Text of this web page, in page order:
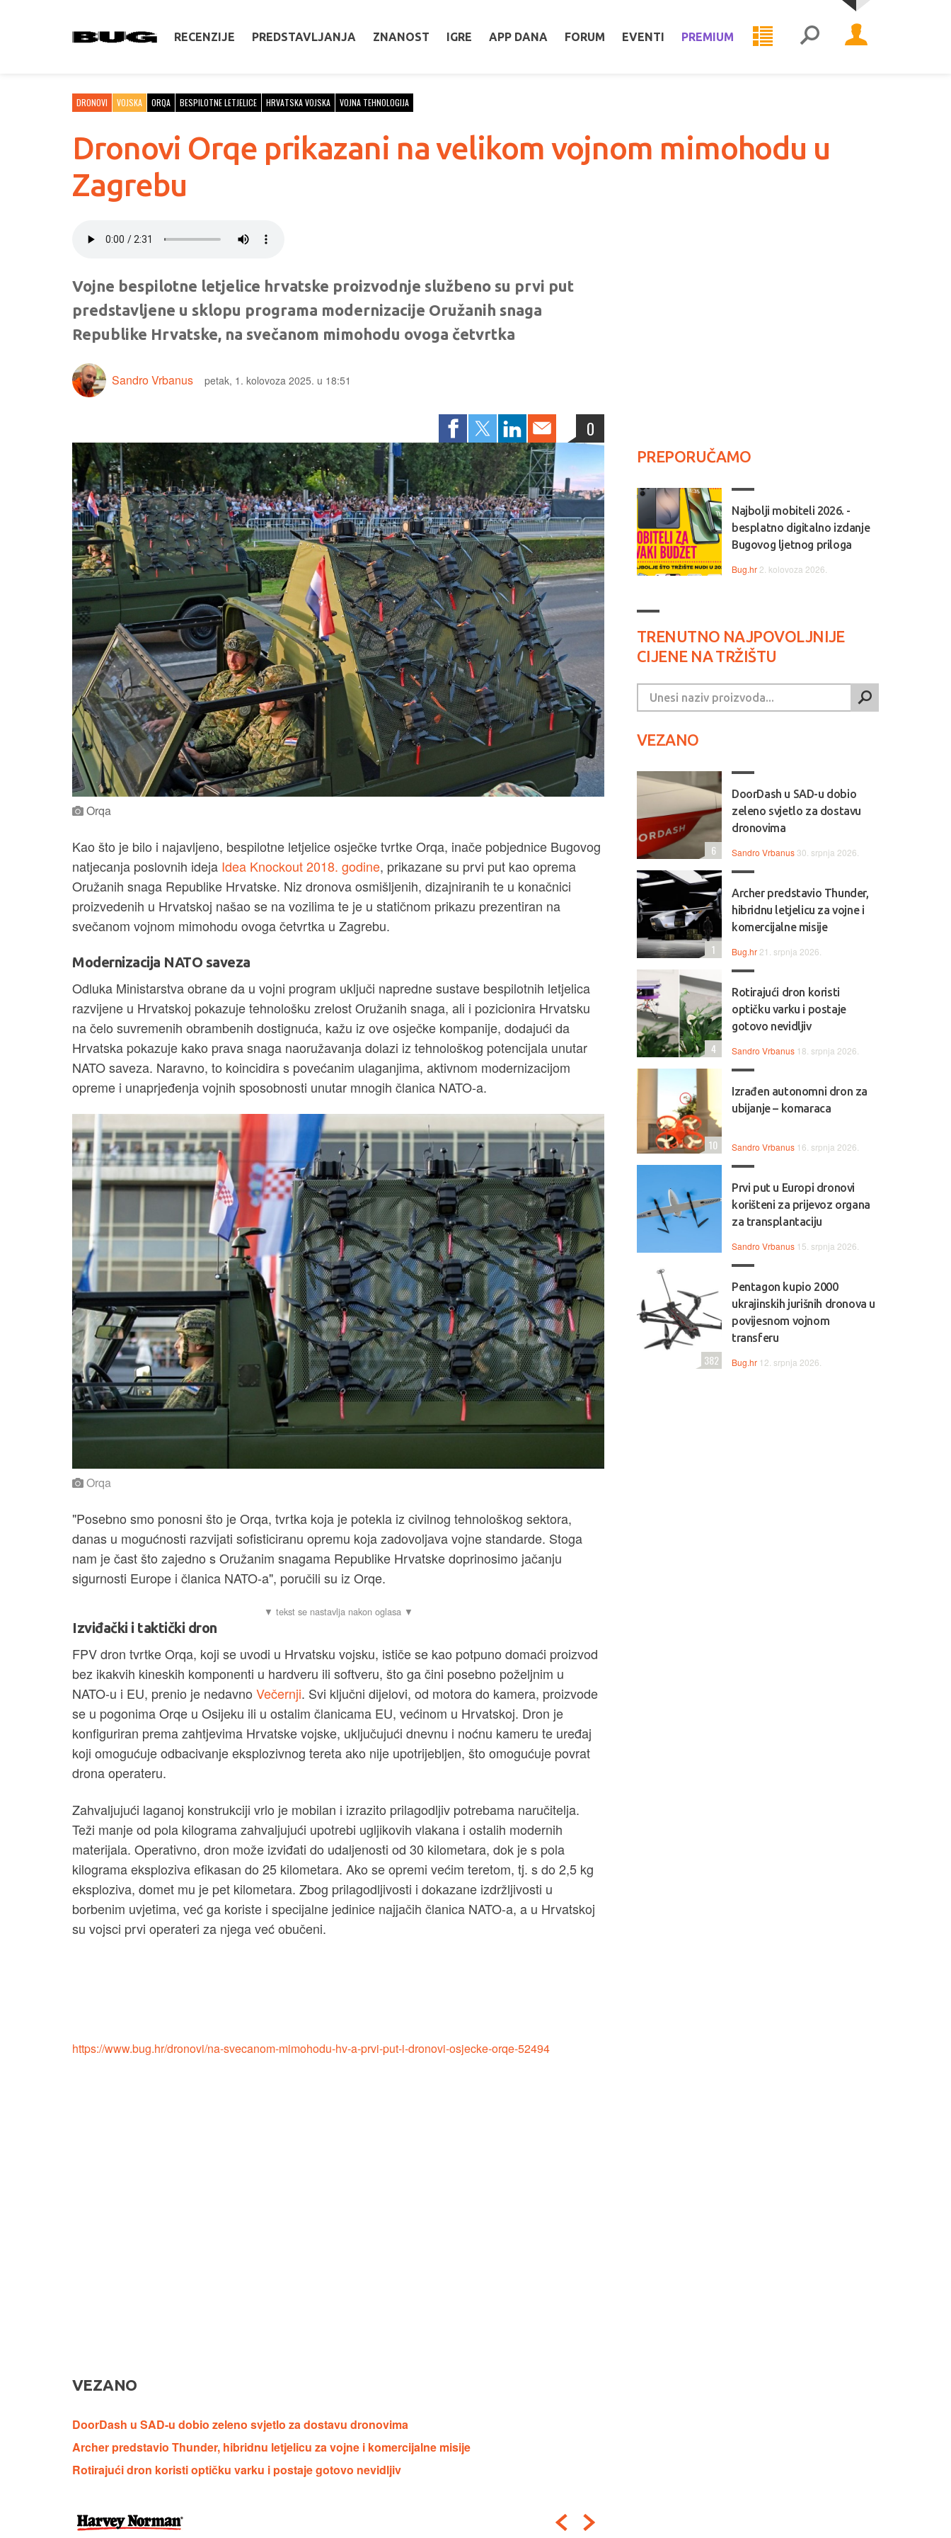
RECENZIJE PREDSTAVLJANJA ZNANOST IGRE APP DANA FORUM EVENTI PREMIUM
DRONOVI VOJSKA ORQA BESPILOTNE LETJELICE HRVATSKA VOJSKA VOJNA TEHNOLOGIJA
Dronovi Orqe prikazani na velikom vojnom mimohodu u
Zagrebu
Vojne bespilotne letjelice hrvatske proizvodnje službeno su prvi put
predstavljene u sklopu programa modernizacije Oružanih snaga
Republike Hrvatske, na svečanom mimohodu ovoga četvrtka
Sandro Vrbanus petak, 1. kolovoza 2025. u 18:51
0
Orqa
Kao što je bilo i najavljeno, bespilotne letjelice osječke tvrtke Orqa, inače pobjednice Bugovog
natjecanja poslovnih ideja Idea Knockout 2018. godine, prikazane su prvi put kao oprema
Oružanih snaga Republike Hrvatske. Niz dronova osmišljenih, dizajniranih te u konačnici
proizvedenih u Hrvatskoj našao se na vozilima te je u statičnom prikazu prezentiran na
svečanom vojnom mimohodu ovoga četvrtka u Zagrebu.
Modernizacija NATO saveza
Odluka Ministarstva obrane da u vojni program uključi napredne sustave bespilotnih letjelica
razvijene u Hrvatskoj pokazuje tehnološku zrelost Oružanih snaga, ali i pozicionira Hrvatsku
na čelo suvremenih obrambenih dostignuća, kažu iz ove osječke kompanije, dodajući da
Hrvatska pokazuje kako prava snaga naoružavanja dolazi iz tehnološkog potencijala unutar
NATO saveza. Naravno, to koincidira s povećanim ulaganjima, aktivnom modernizacijom
opreme i unaprjeđenja vojnih sposobnosti unutar mnogih članica NATO-a.
Orqa
"Posebno smo ponosni što je Orqa, tvrtka koja je potekla iz civilnog tehnološkog sektora,
danas u mogućnosti razvijati sofisticiranu opremu koja zadovoljava vojne standarde. Stoga
nam je čast što zajedno s Oružanim snagama Republike Hrvatske doprinosimo jačanju
sigurnosti Europe i članica NATO-a", poručili su iz Orqe.
Izviđački i taktički dron
FPV dron tvrtke Orqa, koji se uvodi u Hrvatsku vojsku, ističe se kao potpuno domaći proizvod
bez ikakvih kineskih komponenti u hardveru ili softveru, što ga čini posebno poželjnim u
NATO-u i EU, prenio je nedavno Večernji. Svi ključni dijelovi, od motora do kamera, proizvode
se u pogonima Orqe u Osijeku ili u ostalim članicama EU, većinom u Hrvatskoj. Dron je
konfiguriran prema zahtjevima Hrvatske vojske, uključujući dnevnu i noćnu kameru te uređaj
koji omogućuje odbacivanje eksplozivnog tereta ako nije upotrijebljen, što omogućuje povrat
drona operateru.
Zahvaljujući laganoj konstrukciji vrlo je mobilan i izrazito prilagodljiv potrebama naručitelja.
Teži manje od pola kilograma zahvaljujući upotrebi ugljikovih vlakana i ostalih modernih
materijala. Operativno, dron može izviđati do udaljenosti od 30 kilometara, dok je s pola
kilograma eksploziva efikasan do 25 kilometara. Ako se opremi većim teretom, tj. s do 2,5 kg
eksploziva, domet mu je pet kilometara. Zbog prilagodljivosti i dokazane izdržljivosti u
borbenim uvjetima, već ga koriste i specijalne jedinice najjačih članica NATO-a, a u Hrvatskoj
su vojsci prvi operateri za njega već obučeni.
https://www.bug.hr/dronovi/na-svecanom-mimohodu-hv-a-prvi-put-i-dronovi-osjecke-orqe-52494
VEZANO
DoorDash u SAD-u dobio zeleno svjetlo za dostavu dronovima
Archer predstavio Thunder, hibridnu letjelicu za vojne i komercijalne misije
Rotirajući dron koristi optičku varku i postaje gotovo nevidljiv
PREPORUČAMO
Najbolji mobiteli 2026. -
besplatno digitalno izdanje
Bugovog ljetnog priloga
Bug.hr 2. kolovoza 2026.
TRENUTNO NAJPOVOLJNIJE
CIJENE NA TRŽIŠTU
VEZANO
DoorDash u SAD-u dobio
zeleno svjetlo za dostavu
dronovima
Sandro Vrbanus 30. srpnja 2026.
6
Archer predstavio Thunder,
hibridnu letjelicu za vojne i
komercijalne misije
Bug.hr 21. srpnja 2026.
1
Rotirajući dron koristi
optičku varku i postaje
gotovo nevidljiv
Sandro Vrbanus 18. srpnja 2026.
4
Izrađen autonomni dron za
ubijanje – komaraca
Sandro Vrbanus 16. srpnja 2026.
10
Prvi put u Europi dronovi
korišteni za prijevoz organa
za transplantaciju
Sandro Vrbanus 15. srpnja 2026.
Pentagon kupio 2000
ukrajinskih jurišnih dronova u
povijesnom vojnom
transferu
Bug.hr 12. srpnja 2026.
382